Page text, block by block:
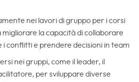
nei lavori di gruppo per i corsi
migliorare la capacità di collaborare
i conflitti e prendere decisioni in team
nei gruppi, come il leader, il
per sviluppare diverse